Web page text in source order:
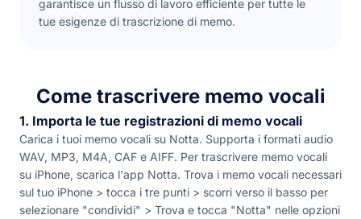
garantisce un flusso di lavoro efficiente per tutte le
tue esigenze di trascrizione di memo.
Come trascrivere memo vocali
1. Importa le tue registrazioni di memo vocali
Carica i tuoi memo vocali su Notta. Supporta i formati audio
WAV, MP3, M4A, CAF e AIFF. Per trascrivere memo vocali
su iPhone, scarica l'app Notta. Trova i memo vocali necessari
sul tuo iPhone > tocca i tre punti > scorri verso il basso per
selezionare "condividi" > Trova e tocca "Notta" nelle opzioni